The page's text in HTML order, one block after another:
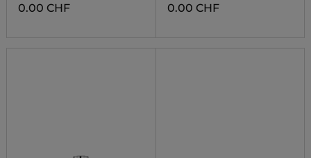
0.00 CHF 0.00 CHF